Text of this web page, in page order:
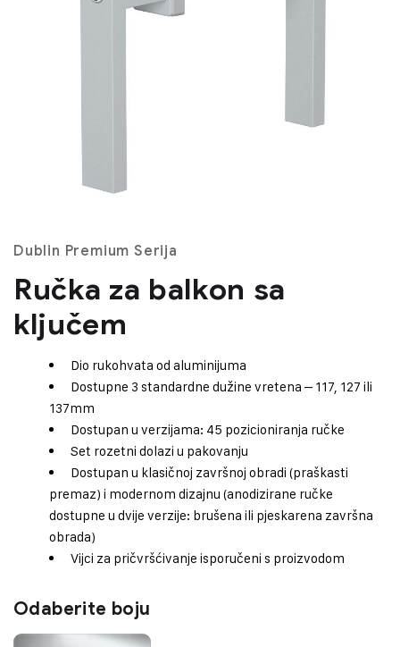
Dublin Premium Serija
Ručka za balkon sa
ključem
Dio rukohvata od aluminijuma
Dostupne 3 standardne dužine vretena – 117, 127 ili
137mm
Dostupan u verzijama: 45 pozicioniranja ručke
Set rozetni dolazi u pakovanju
Dostupan u klasičnoj završnoj obradi (praškasti
premaz) i modernom dizajnu (anodizirane ručke
dostupne u dvije verzije: brušena ili pjeskarena završna
obrada)
Vijci za pričvršćivanje isporučeni s proizvodom
Odaberite boju